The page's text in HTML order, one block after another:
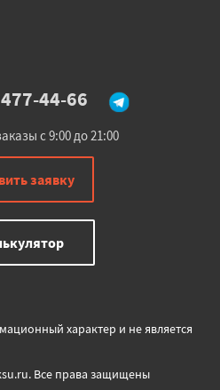
44-66
с 9:00 до 21:00
заявку
характер и не является
Все права защищены